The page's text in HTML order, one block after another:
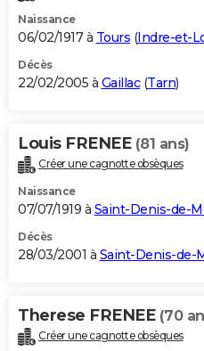
Naissance
06/02/1917 à Tours (Indre-et-
Décès
22/02/2005 à Gaillac(Tarn)
Louis FRENEE (81 ans)
Créer une cagnotte obsèques
Naissance
07/07/1919 à Saint-Denis-de-
Décès
28/03/2001 à Saint-Denis-de-
Therese FRENEE (70
Créer une cagnotte obsèques